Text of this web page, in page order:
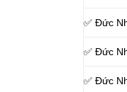
✅ Đức
✅ Đức
✅ Đức